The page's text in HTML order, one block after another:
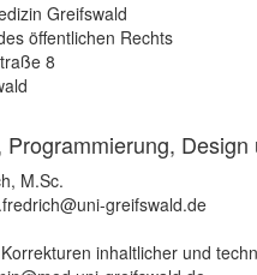
Greifswald
öffentlichen Rechts
8
Programmierung,
M.Sc.
greifswald.de
inhaltlicher und